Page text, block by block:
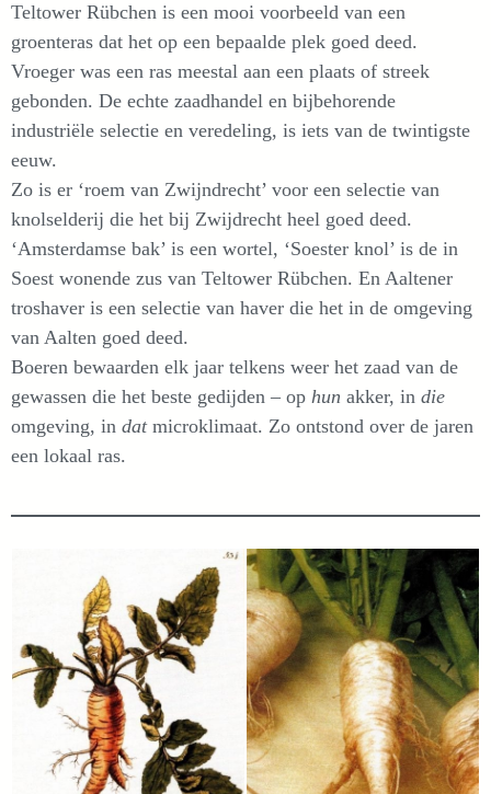
Teltower Rübchen is een mooi voorbeeld van een
groenteras dat het op een bepaalde plek goed deed.
Vroeger was een ras meestal aan een plaats of streek
gebonden. De echte zaadhandel en bijbehorende
industriële selectie en veredeling, is iets van de twintigste
eeuw.
Zo is er ‘roem van Zwijndrecht’ voor een selectie van
knolselderij die het bij Zwijdrecht heel goed deed.
‘Amsterdamse bak’ is een wortel, ‘Soester knol’ is de in
Soest wonende zus van Teltower Rübchen. En Aaltener
troshaver is een selectie van haver die het in de omgeving
van Aalten goed deed.
Boeren bewaarden elk jaar telkens weer het zaad van de
gewassen die het beste gedijden – op hun akker, in die
omgeving, in datmicroklimaat. Zo ontstond over de jaren
een lokaal ras.